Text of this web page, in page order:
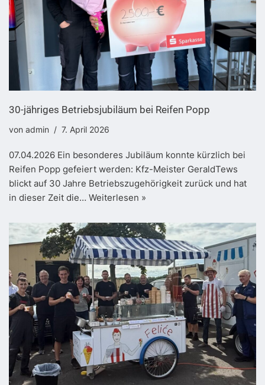
30-jähriges Betriebsjubiläum bei Reifen Popp
von admin 7. April 2026
07.04.2026 Ein besonderes Jubiläum konnte kürzlich bei
Reifen Popp gefeiert werden: Kfz-Meister GeraldTews
blickt auf 30 Jahre Betriebszugehörigkeit zurück und hat
in dieser Zeit die… Weiterlesen »